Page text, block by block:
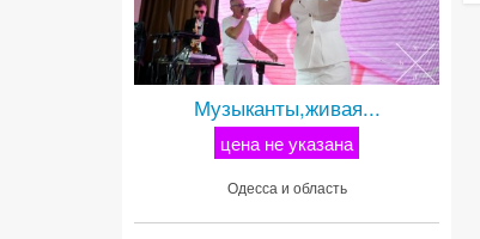
Музыканты,живая...
цена не указана
Одесса и область